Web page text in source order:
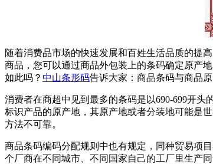
随着消费品市场的快速发展和百姓生活品质的提
商品，您可以通过商品外包装上的条码确定原产
如此吗？ 中山条形码告诉大家：商品条码与商品原
消费者在商超中见到最多的条码是以690-699开
标识产品的原产地，其原产地或者分装地可能是
方法不可靠。
商品条码编码分配规则中也有规定，同种贸易项
个厂商在不同城市、不同国家自己的工厂里生产